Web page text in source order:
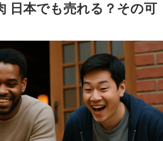
日本でも売れる？その可